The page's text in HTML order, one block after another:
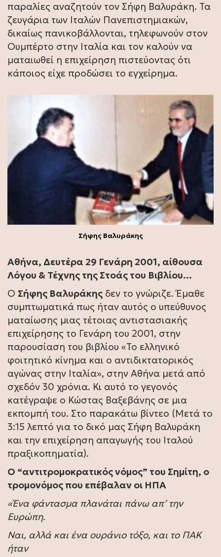
παραλίες αναζητούν τον Σήφη Βαλυράκη. Τα
ζευγάρια των Ιταλών Πανεπιστημιακών,
δικαίως πανικοβάλλονται, τηλεφωνούν στον
Ουμπέρτο στην Ιταλία και τον καλούν να
ματαιωθεί η επιχείρηση πιστεύοντας ότι
κάποιος είχε προδώσει το εγχείρημα.
Σήφης Βαλυράκης
Αθήνα, Δευτέρα 29 Γενάρη 2001, αίθουσα
Λόγου & Τέχνης της Στοάς του Βιβλίου…
Ο Σήφης Βαλυράκης δεν το γνώριζε. Έμαθε
συμπτωματικά πως ήταν αυτός ο υπεύθυνος
ματαίωσης μιας τέτοιας αντιστασιακής
επιχείρησης το Γενάρη του 2001, στην
παρουσίαση του βιβλίου «Το ελληνικό
φοιτητικό κίνημα και ο αντιδικτατορικός
αγώνας στην Ιταλία», στην Αθήνα μετά από
σχεδόν 30 χρόνια. Κι αυτό το γεγονός
κατέγραψε ο Κώστας Βαξεβάνης σε μια
εκπομπή του. Στο παρακάτω βίντεο (Μετά το
3:15 λεπτό για το δικό μας Σήφη Βαλυράκη
και την επιχείρηση απαγωγής του Ιταλού
πραξικοπηματία).
Ο “αντιτρομοκρατικός νόμος” του Σημίτη, ο
τρομονόμος που επέβαλαν οι ΗΠΑ
«Ένα φάντασμα πλανάται πάνω απ’ την
Ευρώπη.
Ναι, αλλά και ένα ουράνιο τόξο, και το ΠΑΚ
ήταν